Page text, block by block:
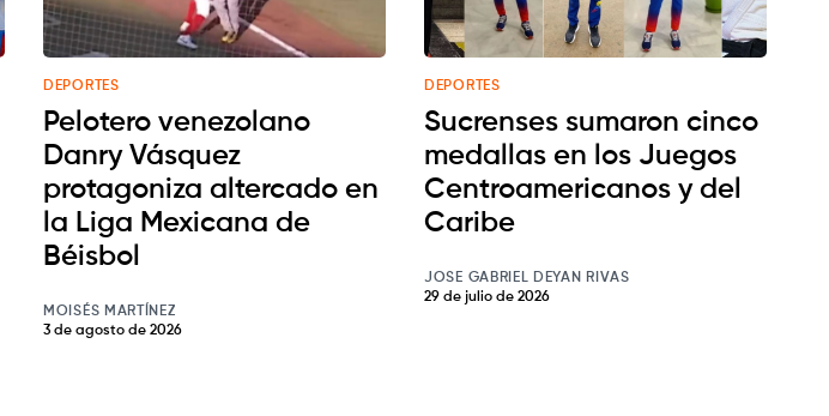
DEPORTES
Pelotero venezolano
Danry Vásquez
protagoniza altercado en
la Liga Mexicana de
Béisbol
MOISÉS MARTÍNEZ
3 de agosto de 2026
DEPORTES
Sucrenses sumaron cinco
medallas en los Juegos
Centroamericanos y del
Caribe
JOSE GABRIEL DEYAN RIVAS
29 de julio de 2026